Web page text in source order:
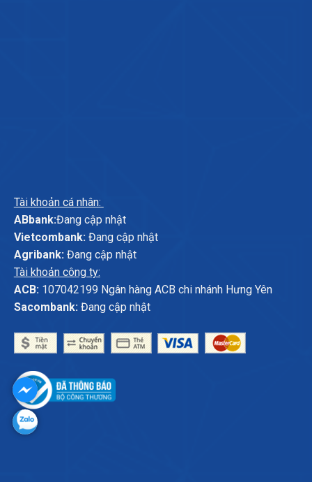
Tài khoản cá nhân:
ABbank:Đang cập nhật
Vietcombank:Đang cập nhật
Agribank:Đang cập nhật
Tài khoản công ty:
ACB:107042199 Ngân hàng ACB chi nhánh Hưng Yên
Sacombank:Đang cập nhật